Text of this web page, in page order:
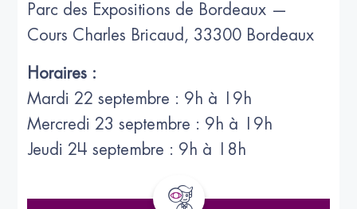
Parc des Expositions de Bordeaux —
Cours Charles Bricaud, 33300 Bordeaux
Horaires :
Mardi 22 septembre : 9h à 19h
Mercredi 23 septembre : 9h à 19h
Jeudi 24 septembre : 9h à 18h